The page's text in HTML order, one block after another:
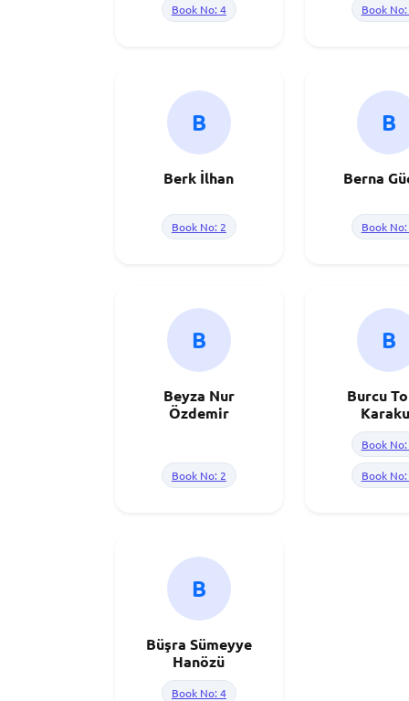
Book No: 4 Book
B
Berk İlhan
Book No: 2
B
Berna
Book
B
Beyza Nur
Özdemir
Book No: 2
B
Burcu
Book
Book No:
B
Büşra Sümeyye
Hanözü
Book No: 4